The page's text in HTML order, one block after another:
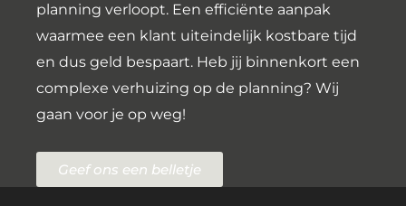
planning verloopt. Een efficiënte aanpak
waarmee een klant uiteindelijk kostbare tijd
en dus geld bespaart. Heb jij binnenkort een
complexe verhuizing op de planning? Wij
gaan voor je op weg!
Geef ons een belletje